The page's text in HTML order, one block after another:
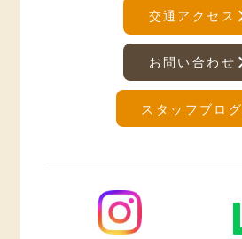
交通アクセス
お問い合わせ
スタッフブログ